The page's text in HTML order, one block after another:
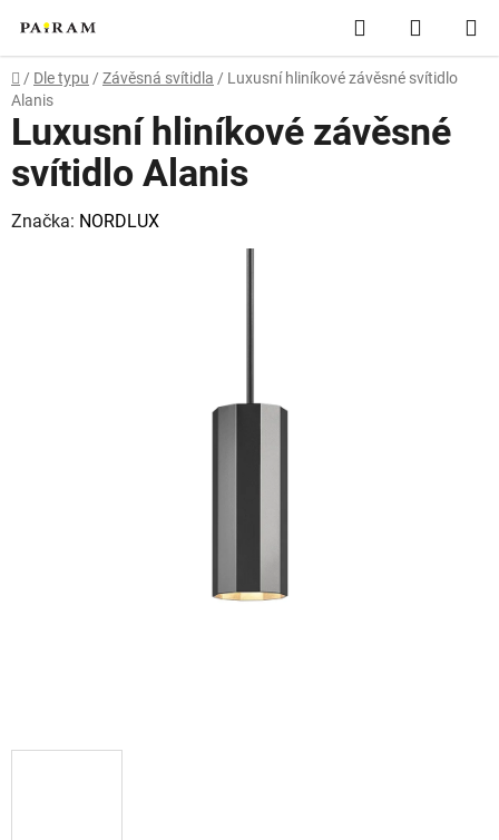
obsah
Hledat
KOŠÍK
Domů
/ Dle typu / Závěsná svítidla / Luxusní hliníkové závěsné svítidlo
Alanis
Luxusní hliníkové závěsné
svítidlo Alanis
Značka: NORDLUX